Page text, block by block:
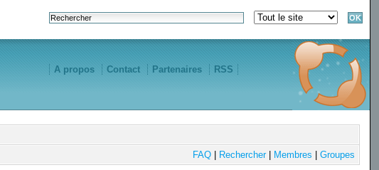
A propos Contact Partenaires RSS
FAQ| Rechercher| Membres Groupes